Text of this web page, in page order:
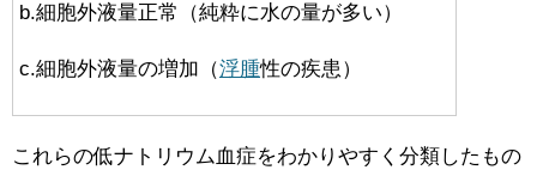
b.細胞外液量正常（純粋に水の量が多い）
c.細胞外液量の増加（浮腫性の疾患）
これらの低ナトリウム血症をわかりやすく分類したもの